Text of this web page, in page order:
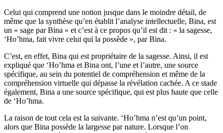
Celui qui comprend une notion jusque dans le moindre détail, de
même que la synthèse qu’en établit l’analyse intellectuelle, Bina, est
un « sage par Bina » et c’est à ce propos qu’il est dit : « la sagesse,
‘Ho’hma, fait vivre celui qui la possède », par Bina.
C’est, en effet, Bina qui est propriétaire de la sagesse. Ainsi, il est
expliqué que ‘Ho’hma et Bina ont, l’une et l’autre, une source
spécifique, au sein du potentiel de compréhension et même de la
compréhension virtuelle qui dépasse la révélation cachée. A ce stade
également, Bina a une source spécifique, qui est plus haute que celle
de ‘Ho’hma.
La raison de tout cela est la suivante. ‘Ho’hma n’est qu’un point,
alors que Bina possède la largesse par nature. Lorsque l’on